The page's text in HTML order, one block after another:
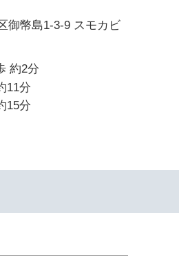
御幣島1-3-9 スモカビ
約2分
11分
15分